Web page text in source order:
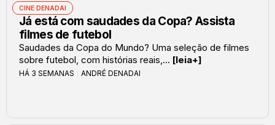
CINE DENADAI
Já está com saudades da Copa? Assista
filmes de futebol
Saudades da Copa do Mundo? Uma seleção de filmes
sobre futebol, com histórias reais,... [leia+]
HÁ 3 SEMANAS ANDRÉ DENADAI